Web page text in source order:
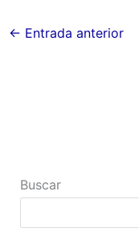
← Entrada anterior
Buscar